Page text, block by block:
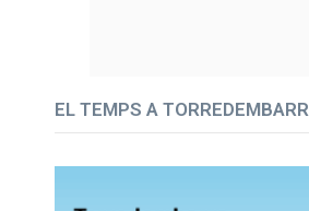
EL TEMPS A